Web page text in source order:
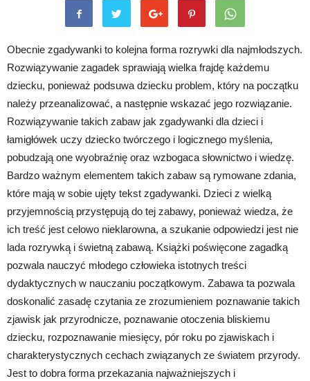
Obecnie zgadywanki to kolejna forma rozrywki dla najmłodszych.
Rozwiązywanie zagadek sprawiają wielka frajdę każdemu
dziecku, ponieważ podsuwa dziecku problem, który na początku
należy przeanalizować, a następnie wskazać jego rozwiązanie.
Rozwiązywanie takich zabaw jak zgadywanki dla dzieci i
łamigłówek uczy dziecko twórczego i logicznego myślenia,
pobudzają one wyobraźnię oraz wzbogaca słownictwo i wiedzę.
Bardzo ważnym elementem takich zabaw są rymowane zdania,
które mają w sobie ujęty tekst zgadywanki. Dzieci z wielką
przyjemnością przystępują do tej zabawy, ponieważ wiedza, że
ich treść jest celowo nieklarowna, a szukanie odpowiedzi jest nie
lada rozrywką i świetną zabawą. Książki poświęcone zagadką
pozwala nauczyć młodego człowieka istotnych treści
dydaktycznych w nauczaniu początkowym. Zabawa ta pozwala
doskonalić zasadę czytania ze zrozumieniem poznawanie takich
zjawisk jak przyrodnicze, poznawanie otoczenia bliskiemu
dziecku, rozpoznawanie miesięcy, pór roku po zjawiskach i
charakterystycznych cechach związanych ze światem przyrody.
Jest to dobra forma przekazania najważniejszych i